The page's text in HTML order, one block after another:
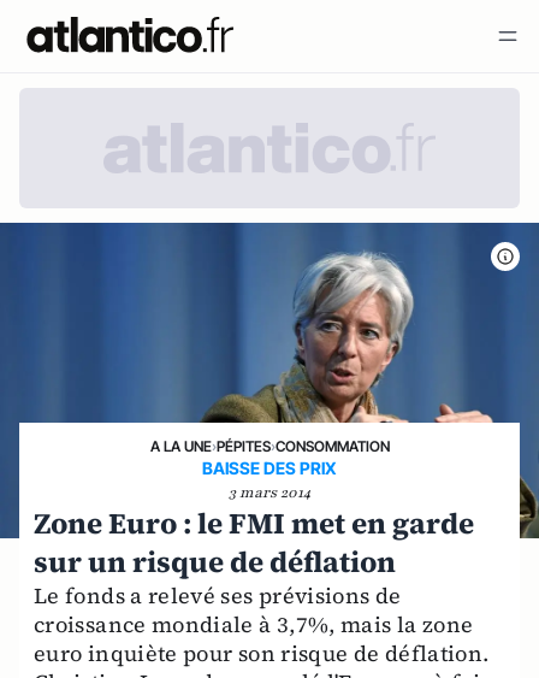
A LA UNE›PÉPITES›CONSOMMATION
BAISSE DES PRIX
3 mars 2014
Zone Euro : le FMI met en garde
sur un risque de déflation
Le fonds a relevé ses prévisions de
croissance mondiale à 3,7%, mais la zone
euro inquiète pour son risque de déflation.